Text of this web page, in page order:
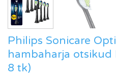
Philips Sonicare
hambaharja otsikud
8 tk)